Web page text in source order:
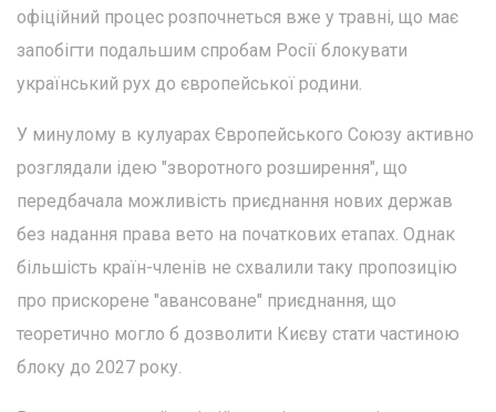
офіційний процес розпочнеться вже у травні, що має
запобігти подальшим спробам Росії блокувати
український рух до європейської родини.
У минулому в кулуарах Європейського Союзу активно
розглядали ідею "зворотного розширення", що
передбачала можливість приєднання нових держав
без надання права вето на початкових етапах. Однак
більшість країн-членів не схвалили таку пропозицію
про прискорене "авансоване" приєднання, що
теоретично могло б дозволити Києву стати частиною
блоку до 2027 року.